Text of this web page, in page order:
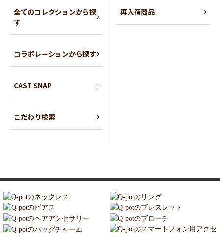
全てのコレクションから探
す
コラボレーションから探す
CAST SNAP
こだわり検索
再入荷商品